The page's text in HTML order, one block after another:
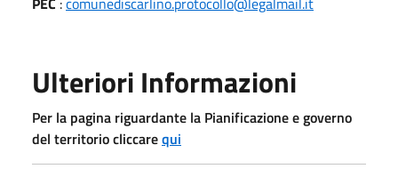
Ulteriori Informazioni
Per la pagina riguardante la Pianificazione e governo
del territorio cliccarequi